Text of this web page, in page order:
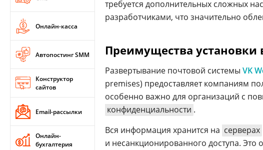
Онлайн-касса
Автопостинг SMM
Конструктор
сайтов
Email-рассылки
Онлайн-
бухгалтерия
требуется дополнительных сложных
разработчиками, что значительно
Преимущества установки
Развертывание почтовой системы VK
premises) предоставляет компаниям
особенно важно для организаций с
конфиденциальности .
Вся информация хранится на серверах
и несанкционированного доступа. Это